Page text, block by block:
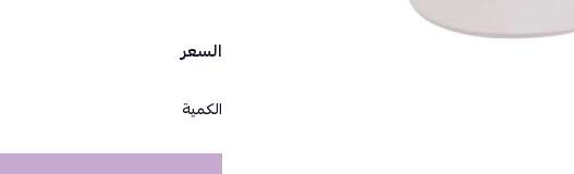
التدليك.
حجم اقتصادي:
يأتي
التدليك.
طريقة الاستخدام:
السعر
الكمية